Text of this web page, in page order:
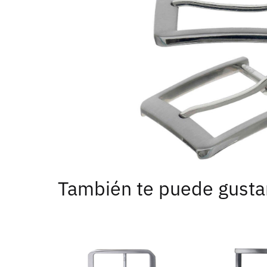
También te puede